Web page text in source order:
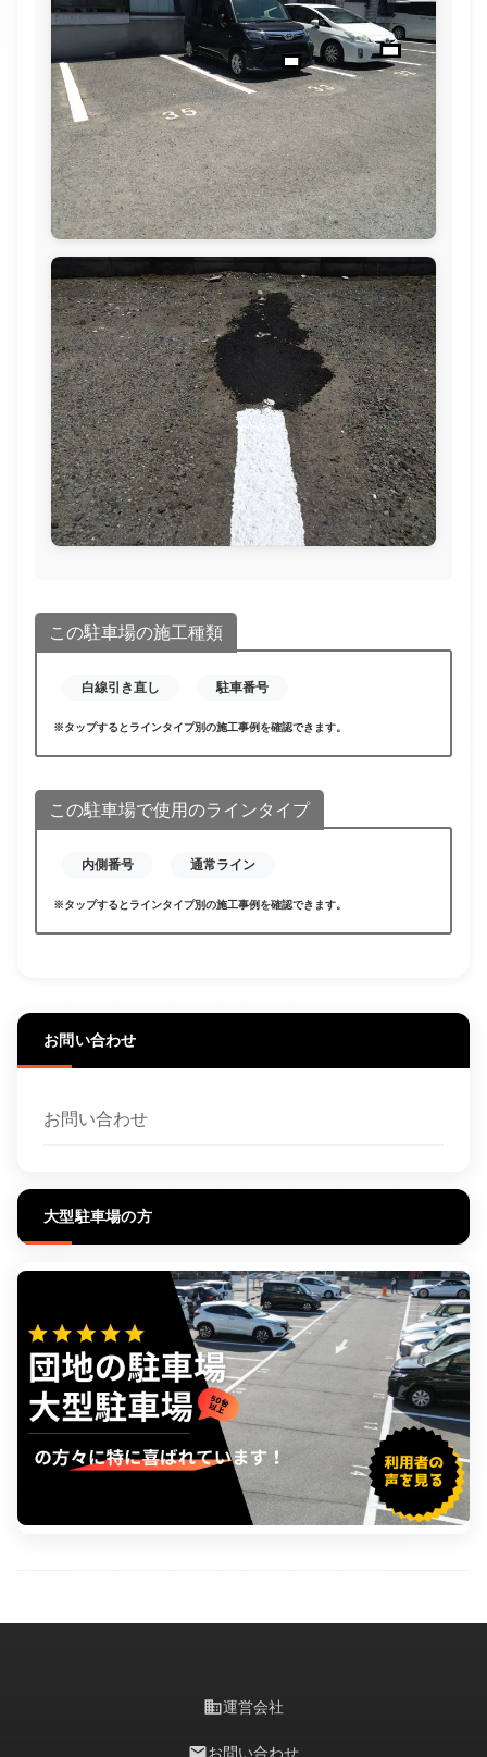
この駐車場の施工種類
白線引き直し 駐車番号
※タップするとラインタイプ別の施工事例を確認できます。
この駐車場で使用のラインタイプ
内側番号 通常ライン
※タップするとラインタイプ別の施工事例を確認できます。
お問い合わせ
お問い合わせ
大型駐車場の方
business運営会社
mailお問い合わせ